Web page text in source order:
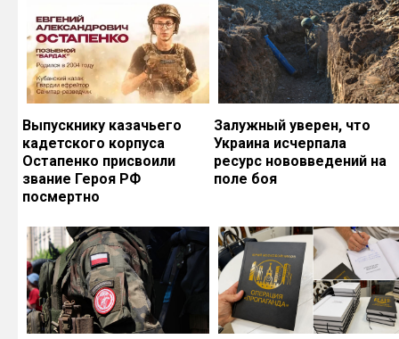
Выпускнику казачьего
кадетского корпуса
Остапенко присвоили
звание Героя РФ
посмертно
Залужный уверен, что
Украина исчерпала
ресурс нововведений на
поле боя